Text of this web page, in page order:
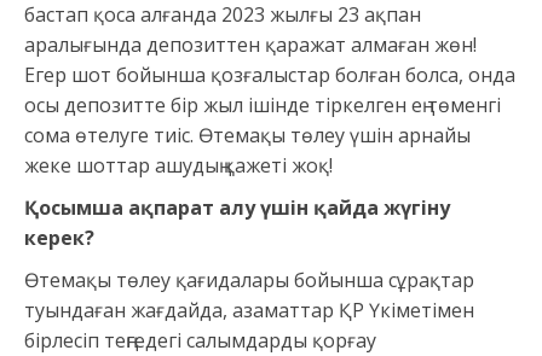
бастап қоса алғанда 2023 жылғы 23 ақпан
аралығында депозиттен қаражат алмаған жөн!
Егер шот бойынша қозғалыстар болған болса, онда
осы депозитте бір жыл ішінде тіркелген ең төменгі
сома өтелуге тиіс. Өтемақы төлеу үшін арнайы
жеке шоттар ашудың қажеті жоқ!
Қосымша ақпарат алу үшін қайда жүгіну
керек?
Өтемақы төлеу қағидалары бойынша сұрақтар
туындаған жағдайда, азаматтар ҚР Үкіметімен
бірлесіп теңгедегі салымдарды қорғау